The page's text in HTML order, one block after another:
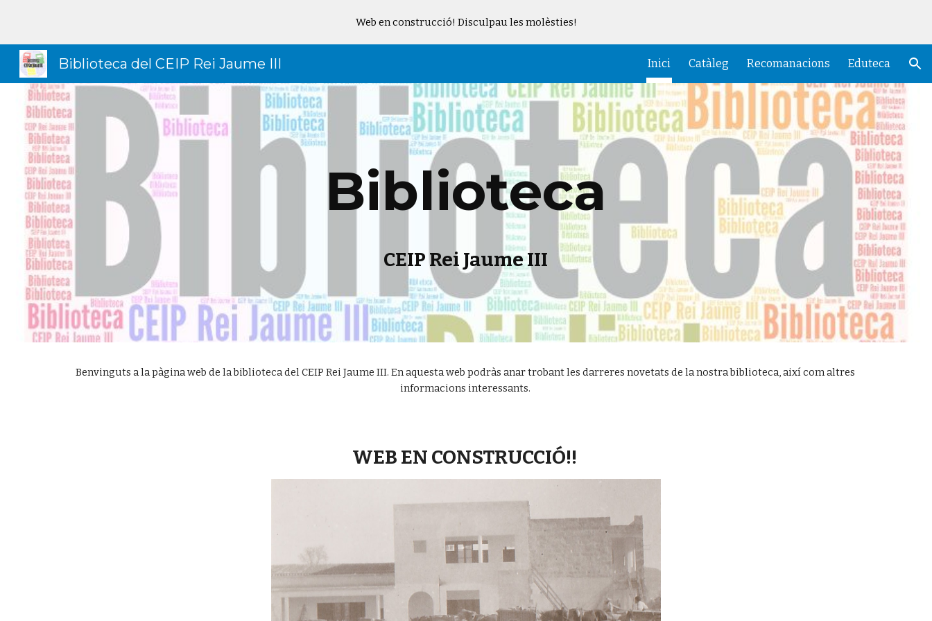
Skip to main content Skip to navigation
Web en construcció! Disculpau les molèsties!
Biblioteca del CEIP Rei Jaume III Inici Catàleg Recomanacions Eduteca
Biblioteca
CEIP Rei Jaume III
Benvinguts a la pàgina web de la biblioteca del CEIP Rei Jaume III. En aquesta web podràs anar trobant les darreres novetats de la nostra biblioteca, així com altres
informacions interessants.
WEB EN CONSTRUCCIÓ!!